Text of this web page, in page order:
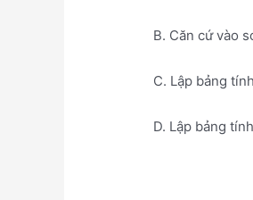
B. Căn cứ vào
C. Lập bảng
D. Lập bảng